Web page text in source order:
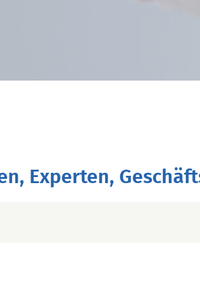
Experten,